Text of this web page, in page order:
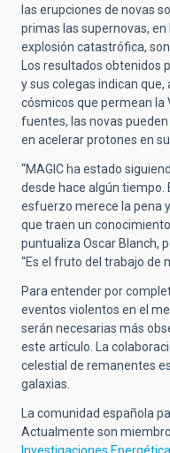
las erupciones de novas
primas las supernovas,
explosión catastrófica,
Los resultados obtenidos
y sus colegas indican
cósmicos que permean la
fuentes, las novas
en acelerar protones en
“MAGIC ha estado
desde hace algún tiempo.
esfuerzo merece la pena
que traen un
puntualiza Oscar Blanch,
“Es el fruto del trabajo de
Para entender por
eventos violentos en el
serán necesarias más
este artículo. La
celestial de remanentes
galaxias.
La comunidad española
Actualmente son